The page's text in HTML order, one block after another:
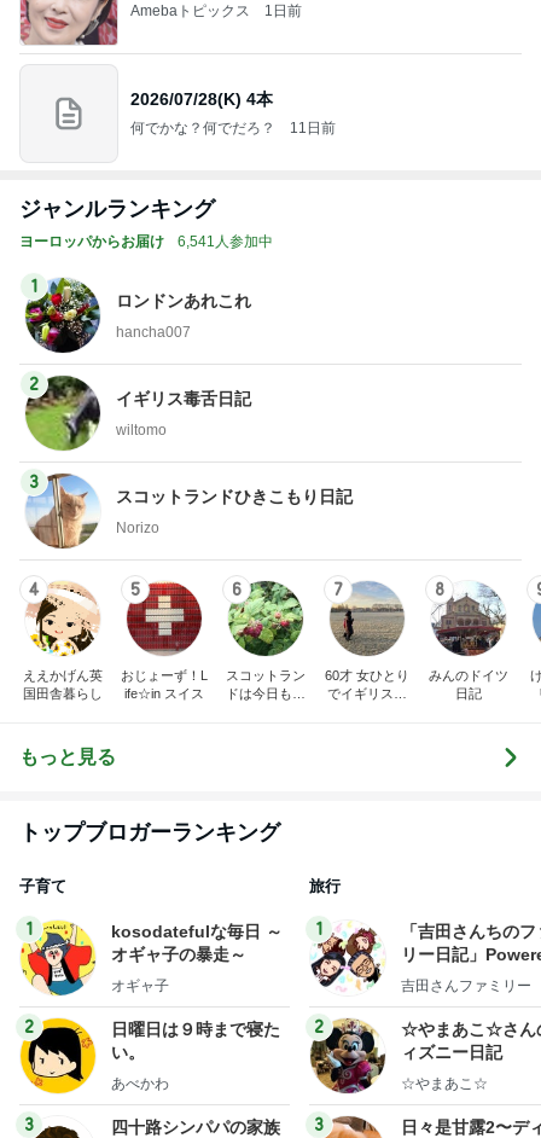
Amebaトピックス 1日前
2026/07/28(K) 4本
何でかな？何でだろ？ 11日前
ジャンルランキング
ヨーロッパからお届け 6,541人参加中
1
ロンドンあれこれ
hancha007
2
イギリス毒舌日記
wiltomo
3
スコットランドひきこもり日記
Norizo
4
ええかげん英
国田舎暮らし
5
おじょーず！L
ife☆in スイス
6
スコットラン
ドは今日も曇
7
60才 女ひとり
でイギリスに
8
みんのドイツ
日記
もっと見る
トップブロガーランキング
子育て
1
kosodatefulな毎日 ～
オギャ子の暴走～
オギャ子
2
日曜日は９時まで寝た
い。
あべかわ
3
四十路シンパパの家族
旅行
1
「吉田さんちの
リー日記」
y Ameba 吉田さ
ログ
吉田さんファミリー
2
☆やまあこ☆さん
ィズニー日記
☆やまあこ☆
3
日々是甘露2〜デ